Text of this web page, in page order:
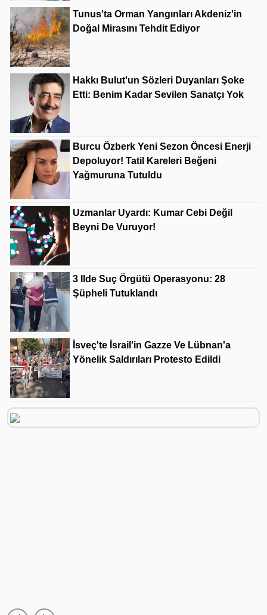
Tunus'ta Orman Yangınları Akdeniz'in
Doğal Mirasını Tehdit Ediyor
Hakkı Bulut'un Sözleri Duyanları Şoke
Etti: Benim Kadar Sevilen Sanatçı Yok
Burcu Özberk Yeni Sezon Öncesi Enerji
Depoluyor! Tatil Kareleri Beğeni
Yağmuruna Tutuldu
Uzmanlar Uyardı: Kumar Cebi Değil
Beyni De Vuruyor!
3 Ilde Suç Örgütü Operasyonu: 28
Şüpheli Tutuklandı
İsveç'te İsrail'in Gazze Ve Lübnan'a
Yönelik Saldırıları Protesto Edildi